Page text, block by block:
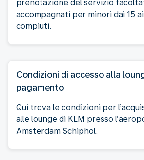
prenotazione del servizio
accompagnati per minori dai 15
compiuti.
Condizioni di accesso alla
pagamento
Qui trova le condizioni per
alle lounge di KLM presso
Amsterdam Schiphol.